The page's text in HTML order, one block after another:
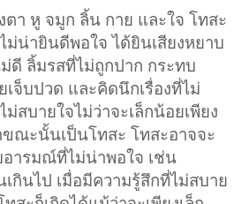
ตา หู จมูก ลิ้น กาย และใจ โทสะ
ม่น่ายินดีพอใจ ได้ยินเสียงหยาบ
ดี ลิ้มรสที่ไม่ถูกปาก กระทบ
เจ็บปวด และคิดนึกเรื่องที่ไม่
ม่สบายใจไม่ว่าจะเล็กน้อยเพียง
ณะนั้นเป็นโทสะ โทสะอาจจะ
อารมณ์ที่ไม่น่าพอใจ เช่น
เกินไป เมื่อมีความรู้สึกที่ไม่สบาย